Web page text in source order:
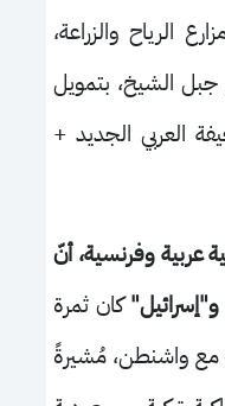
الرياح والزراعة،
الشيخ، بتمويل
العربي الجديد +
وفرنسية، أنّ
كان ثمرة
مع واشنطن، مُشيرةً